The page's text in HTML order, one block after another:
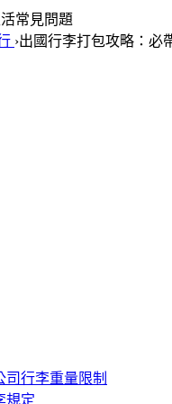
常見問題
›出國行李打包攻略：必
司行李重量限制
規定